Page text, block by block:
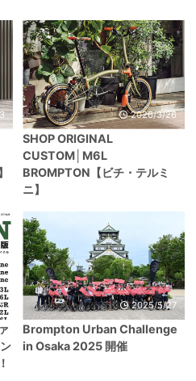
2026/3/26
SHOP ORIGINAL
CUSTOM│M6L
BROMPTON【ビチ・テルミ
ニ】
2025/5/27
Brompton Urban Challenge
in Osaka 2025 開催